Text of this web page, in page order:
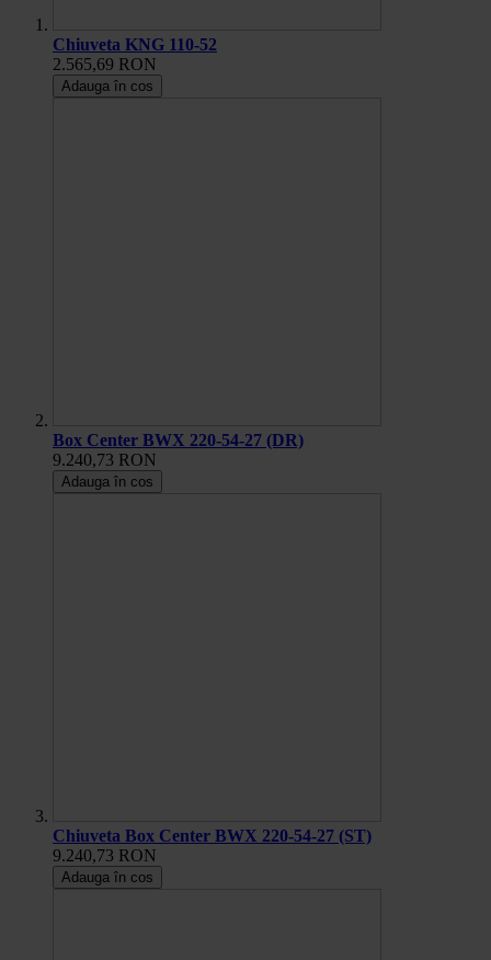
Chiuveta KNG 110-52
2.565,69 RON
Adauga în cos
Box Center BWX 220-54-27 (DR)
9.240,73 RON
Adauga în cos
Chiuveta Box Center BWX 220-54-27 (ST)
9.240,73 RON
Adauga în cos